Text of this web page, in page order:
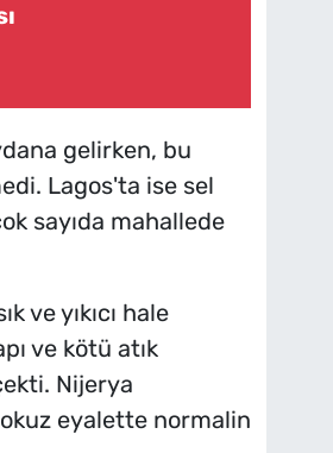
gelirken, bu
Lagos'ta ise sel
sayıda mahallede
ve yıkıcı hale
ve kötü atık
Nijerya
eyalette normalin